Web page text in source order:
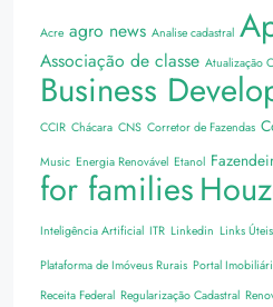
Acre agro news Analise cadastral
Associação de classe Atualização
Business
CCIR Chácara CNS Corretor de Fazendas
Music Energia Renovável Etanol
for families
Inteligência Artificial ITR Linkedin Links Úteis
Plataforma de Imóveus Rurais Portal
Receita Federal Regularização Cadastral